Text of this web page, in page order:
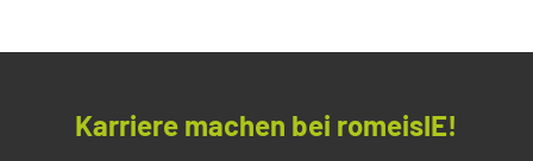
Karriere machen bei romeisIE!